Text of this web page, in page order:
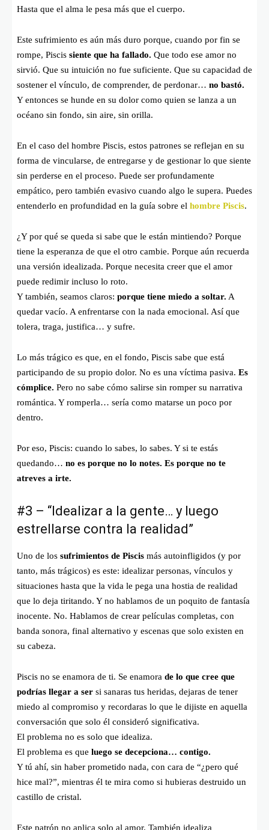
Hasta que el alma le pesa más que el cuerpo.
Este sufrimiento es aún más duro porque, cuando por fin se
rompe, Piscis siente que ha fallado. Que todo ese amor no
sirvió. Que su intuición no fue suficiente. Que su capacidad de
sostener el vínculo, de comprender, de perdonar… no bastó.
Y entonces se hunde en su dolor como quien se lanza a un
océano sin fondo, sin aire, sin orilla.
En el caso del hombre Piscis, estos patrones se reflejan en su
forma de vincularse, de entregarse y de gestionar lo que siente
sin perderse en el proceso. Puede ser profundamente
empático, pero también evasivo cuando algo le supera. Puedes
entenderlo en profundidad en la guía sobre el hombre Piscis.
¿Y por qué se queda si sabe que le están mintiendo? Porque
tiene la esperanza de que el otro cambie. Porque aún recuerda
una versión idealizada. Porque necesita creer que el amor
puede redimir incluso lo roto.
Y también, seamos claros: porque tiene miedo a soltar. A
quedar vacío. A enfrentarse con la nada emocional. Así que
tolera, traga, justifica… y sufre.
Lo más trágico es que, en el fondo, Piscis sabe que está
participando de su propio dolor. No es una víctima pasiva. Es
cómplice. Pero no sabe cómo salirse sin romper su narrativa
romántica. Y romperla… sería como matarse un poco por
dentro.
Por eso, Piscis: cuando lo sabes, lo sabes. Y si te estás
quedando… no es porque no lo notes. Es porque no te
atreves a irte.
#3 – “Idealizar a la gente… y luego
estrellarse contra la realidad”
Uno de los sufrimientos de Piscis más autoinfligidos (y por
tanto, más trágicos) es este: idealizar personas, vínculos y
situaciones hasta que la vida le pega una hostia de realidad
que lo deja tiritando. Y no hablamos de un poquito de fantasía
inocente. No. Hablamos de crear películas completas, con
banda sonora, final alternativo y escenas que solo existen en
su cabeza.
Piscis no se enamora de ti. Se enamora de lo que cree que
podrías llegar a ser si sanaras tus heridas, dejaras de tener
miedo al compromiso y recordaras lo que le dijiste en aquella
conversación que solo él consideró significativa.
El problema no es solo que idealiza.
El problema es que luego se decepciona… contigo.
Y tú ahí, sin haber prometido nada, con cara de “¿pero qué
hice mal?”, mientras él te mira como si hubieras destruido un
castillo de cristal.
Este patrón no aplica solo al amor. También idealiza